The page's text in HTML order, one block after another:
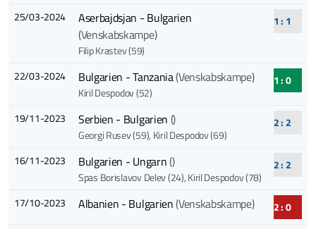
25/03-2024
Aserbajdsjan - Bulgarien
(Venskabskampe)
Filip Krastev (59)
1 : 1
22/03-2024 Bulgarien - Tanzania(Venskabskampe)
Kiril Despodov (52)
1 : 0
19/11-2023 Serbien - Bulgarien ()
Georgi Rusev (59), Kiril Despodov (69)
2 : 2
16/11-2023 Bulgarien - Ungarn()
Spas Borislavov Delev (24), Kiril Despodov (78)
2 : 2
17/10-2023 Albanien - Bulgarien(Venskabskampe) 2 : 0